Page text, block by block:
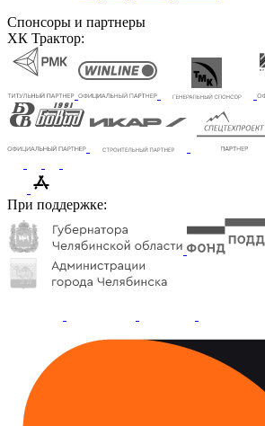
Спонсоры и партнеры
ХК Трактор:
При поддержке: